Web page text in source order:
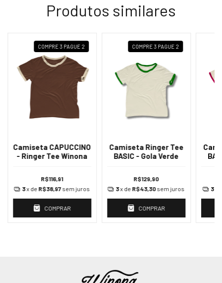
Produtos similares
COMPRE 3 PAGUE 2
Camiseta CAPUCCINO
- Ringer Tee Winona
R$116,91
3x de R$38,97sem juros
COMPRAR
COMPRE 3 PAGUE 2
Camiseta Ringer Tee
BASIC - Gola Verde
R$129,90
3x de R$43,30sem juros
COMPRAR
3